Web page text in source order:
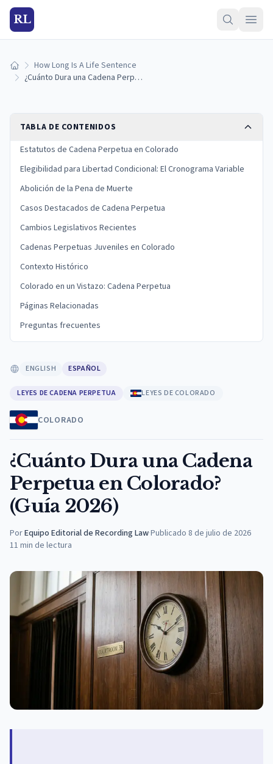
RL
Inicio How Long Is A Life Sentence
¿Cuánto Dura una Cadena Perpetua en Colorado? (Guía 2026)
TABLA DE CONTENIDOS
Estatutos de Cadena Perpetua en Colorado
Elegibilidad para Libertad Condicional: El Cronograma Variable
Abolición de la Pena de Muerte
Casos Destacados de Cadena Perpetua
Cambios Legislativos Recientes
Cadenas Perpetuas Juveniles en Colorado
Contexto Histórico
Colorado en un Vistazo: Cadena Perpetua
Páginas Relacionadas
Preguntas frecuentes
ENGLISH ESPAÑOL
LEYES DE CADENA PERPETUA LEYES DE COLORADO
COLORADO
¿Cuánto Dura una Cadena
Perpetua en Colorado?
(Guía 2026)
PorEquipo Editorial de Recording Law·Publicado 8 de julio de 2026
11 min de lectura